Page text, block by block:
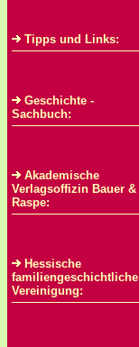
Tipps und Links:
Geschichte -
Sachbuch:
Akademische
Verlagsoffizin Bauer &
Raspe:
Hessische
familiengeschichtliche
Vereinigung: